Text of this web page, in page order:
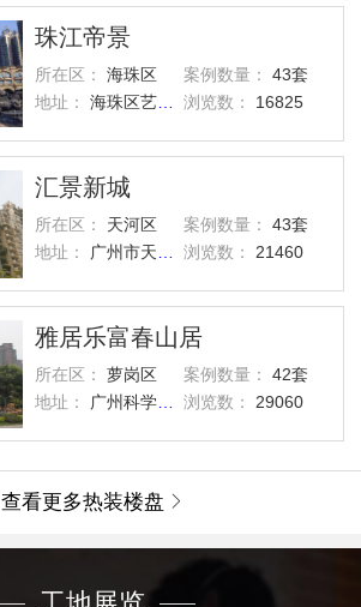
珠江帝景
所在区： 海珠区 案例数量：
43套
地址：
海珠区艺洲路灏景街1号 浏览数： 16825
汇景新城
所在区： 天河区 案例数量：
43套
地址：
广州市天河区汇景路五山街 浏览数： 21460
雅居乐富春山居
所在区： 萝岗区 案例数量：
42套
地址：
广州科学城西区 浏览数： 29060
查看更多热装楼盘 